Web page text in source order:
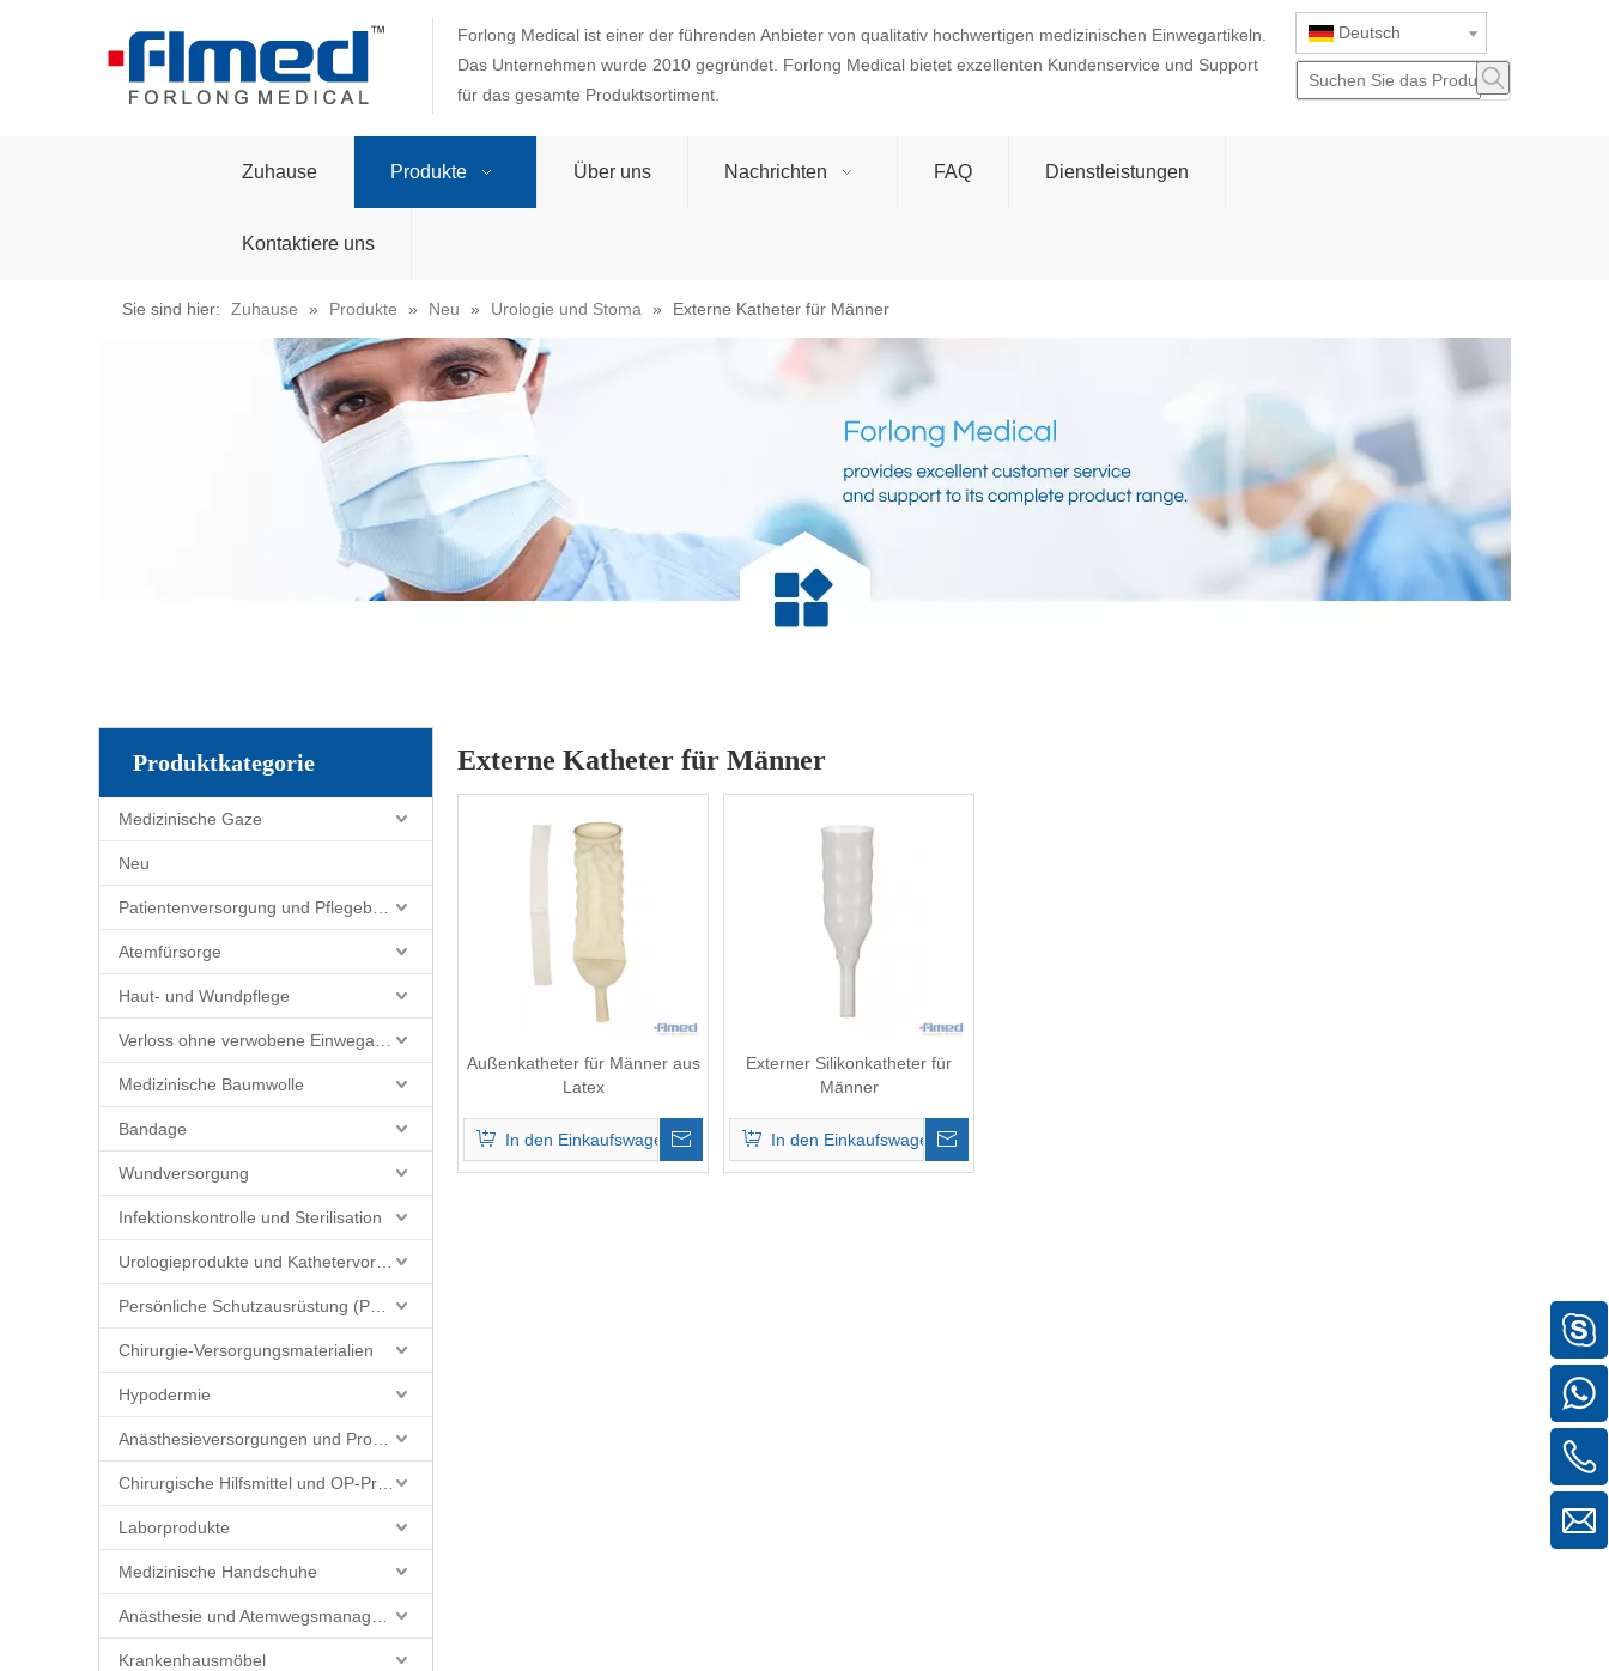
Forlong Medical ist einer der führenden Anbieter von qualitativ hochwertigen medizinischen Einwegartikeln.
Das Unternehmen wurde 2010 gegründet. Forlong Medical bietet exzellenten Kundenservice und Support
für das gesamte Produktsortiment.
Deutsch
Zuhause Produkte Über uns Nachrichten FAQ Dienstleistungen
Kontaktiere uns
Sie sind hier: Zuhause » Produkte » Neu » Urologie und Stoma » Externe Katheter für Männer
Produktkategorie
Medizinische Gaze
Neu
Atemfürsorge
Haut- und Wundpflege
Medizinische Baumwolle
Bandage
Wundversorgung
Infektionskontrolle und Sterilisation
Chirurgie-Versorgungsmaterialien
Hypodermie
Laborprodukte
Medizinische Handschuhe
Krankenhausmöbel
Externe Katheter für Männer
Außenkatheter für Männer aus
Latex
In den Einkaufswagen
Externer Silikonkatheter für
Männer
In den Einkaufswagen